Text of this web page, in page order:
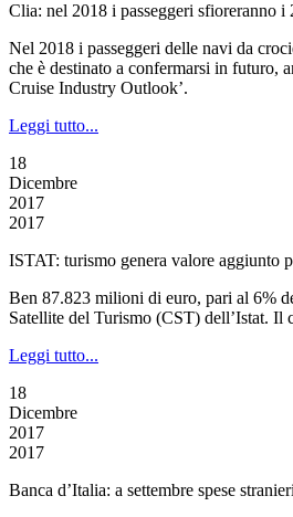
Clia: nel 2018 i passeggeri sfioreranno i
Nel 2018 i passeggeri delle navi da
che è destinato a confermarsi in futuro,
Cruise Industry Outlook’.
Leggi tutto...
18
Dicembre
2017
2017
ISTAT: turismo genera valore aggiunto
Ben 87.823 milioni di euro, pari al 6%
Satellite del Turismo (CST) dell’Istat.
Leggi tutto...
18
Dicembre
2017
2017
Banca d’Italia: a settembre spese